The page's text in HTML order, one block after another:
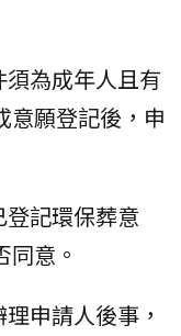
為成年人且有
意願登記後，申
記環保葬意
意。
申請人後事，